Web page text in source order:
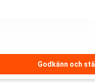
Godkänn och